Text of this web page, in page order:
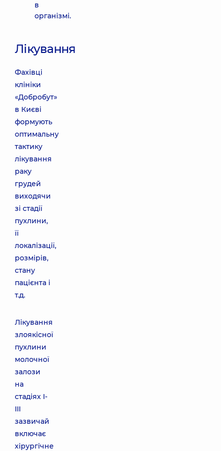
в
організмі.
Лікування
Фахівці
клініки
«Добробут»
в Києві
формують
оптимальну
тактику
лікування
раку
грудей
виходячи
зі стадії
пухлини,
її
локалізації,
розмірів,
стану
пацієнта і
т.д.
Лікування
злоякісної
пухлини
молочної
залози
на
стадіях I-
III
зазвичай
включає
хірургічне